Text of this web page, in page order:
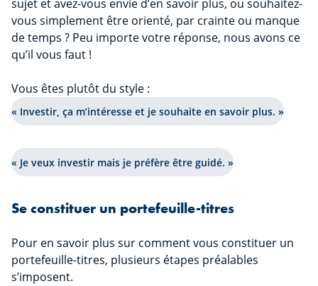
sujet et avez-vous envie d’en savoir plus, ou souhaitez-
vous simplement être orienté, par crainte ou manque
de temps ? Peu importe votre réponse, nous avons ce
qu’il vous faut !
Vous êtes plutôt du style :
« Investir, ça m’intéresse et je souhaite en savoir plus. »
« Je veux investir mais je préfère être guidé. »
Se constituer un portefeuille-titres
Pour en savoir plus sur comment vous constituer un
portefeuille-titres, plusieurs étapes préalables
s’imposent.